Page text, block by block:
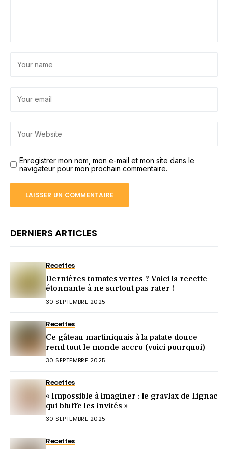
Enregistrer mon nom, mon e-mail et mon site dans le
navigateur pour mon prochain commentaire.
DERNIERS ARTICLES
Recettes
Dernières tomates vertes ? Voici la recette
étonnante à ne surtout pas rater !
30 SEPTEMBRE 2025
Recettes
Ce gâteau martiniquais à la patate douce
rend tout le monde accro (voici pourquoi)
30 SEPTEMBRE 2025
Recettes
« Impossible à imaginer : le gravlax de Lignac
qui bluffe les invités »
30 SEPTEMBRE 2025
Recettes